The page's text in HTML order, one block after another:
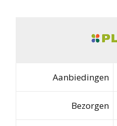
Aanbiedingen
Bezorgen